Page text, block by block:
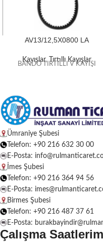
AV13/12,5X0800 LA
Kayışlar,Tırtıllı Kayışlar
BANDO TIRTILLI V KAYIŞI
Ümraniye Şubesi
Telefon: +90 216 632 30 00
E-Posta:
İmes Şubesi
Telefon: +90 216 364 94 56
E-Posta:
Birmes Şubesi
Telefon: +90 216 487 37 61
E-Posta:
Çalışma